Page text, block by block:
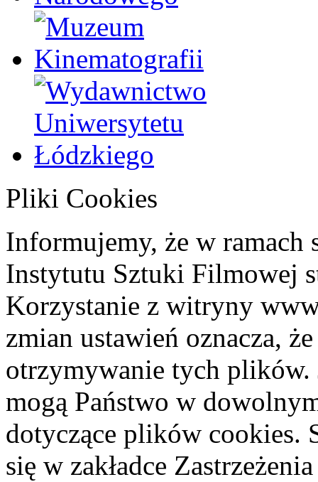
Pliki Cookies
Informujemy, że w ramach
Instytutu Sztuki Filmowej
Korzystanie z witryny
zmian ustawień oznacza,
otrzymywanie tych plików.
mogą Państwo w
dotyczące plików cookies.
się w zakładce